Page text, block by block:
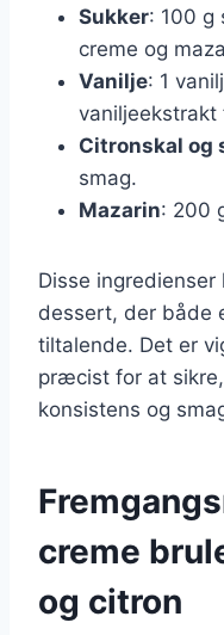
Sukker: 100 g
creme og
Vanilje: 1
vaniljeekstrakt
Citronskal og
smag.
Mazarin: 200
Disse
dessert, der både
tiltalende. Det er
præcist for at
konsistens og
creme
og citron